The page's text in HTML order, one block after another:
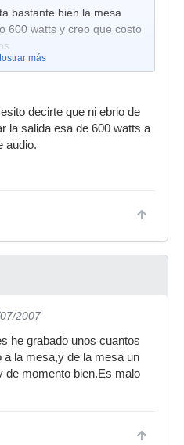
bastante bien la mesa
600 watts y creo que costo
más
decirte que ni ebrio de
la salida esa de 600 watts a
audio.
2007
he grabado unos cuantos
la mesa,y de la mesa un
de momento bien.Es malo